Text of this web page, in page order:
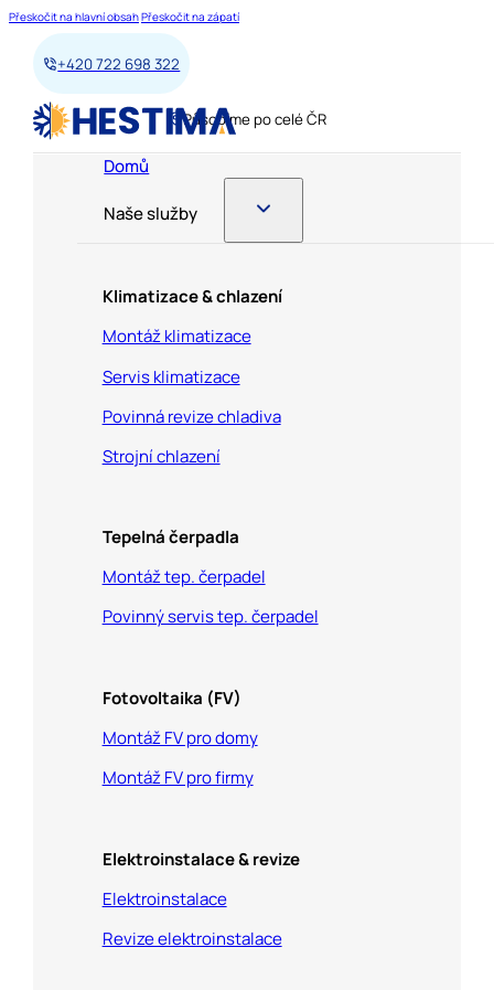
Přeskočit na hlavní obsahPřeskočit na zápatí
+420 722 698 322
Působíme po celé ČR
Domů
Naše služby
Klimatizace & chlazení
Montáž klimatizace
Servis klimatizace
Povinná revize chladiva
Strojní chlazení
Tepelná čerpadla
Montáž tep. čerpadel
Povinný servis tep. čerpadel
Fotovoltaika (FV)
Montáž FV pro domy
Montáž FV pro firmy
Elektroinstalace & revize
Elektroinstalace
Revize elektroinstalace